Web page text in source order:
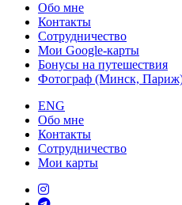
Обо мне
Контакты
Сотрудничество
Мои Google-карты
Бонусы на путешествия
Фотограф (Минск,
ENG
Обо мне
Контакты
Сотрудничество
Мои карты